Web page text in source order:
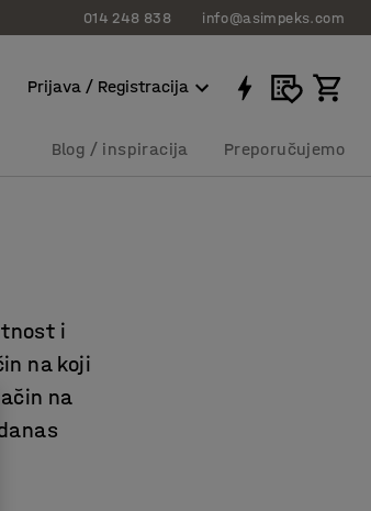
014 248 838 info@asimpeks.com
Prijava / Registracija
Blog / inspiracija Preporučujemo
i
na koji
na